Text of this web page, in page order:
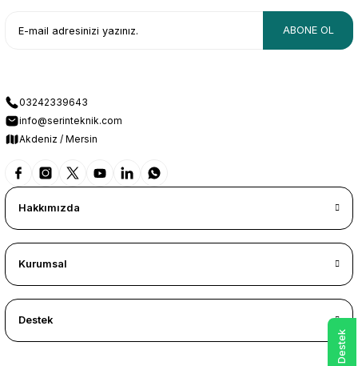
ABONE OL
03242339643
info@serinteknik.com
Akdeniz / Mersin
Hakkımızda
Kurumsal
Destek